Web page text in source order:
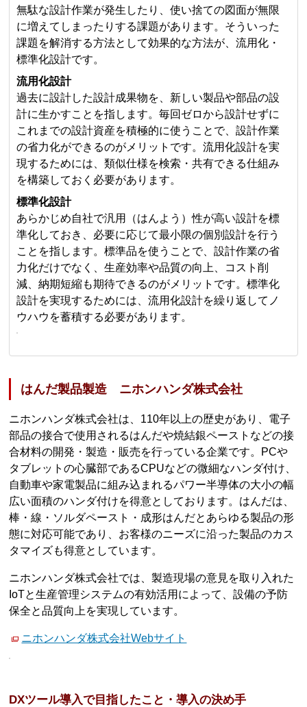
無駄な設計作業が発生したり、使い捨ての図面が無限
に増えてしまったりする課題があります。そういった
課題を解消する方法として効果的な方法が、流用化・
標準化設計です。
流用化設計
過去に設計した設計成果物を、新しい製品や部品の設
計に生かすことを指します。毎回ゼロから設計せずに
これまでの設計資産を積極的に使うことで、設計作業
の省力化ができるのがメリットです。流用化設計を実
現するためには、類似仕様を検索・共有できる仕組み
を構築しておく必要があります。
標準化設計
あらかじめ自社で汎用（はんよう）性が高い設計を標
準化しておき、必要に応じて最小限の個別設計を行う
ことを指します。標準品を使うことで、設計作業の省
力化だけでなく、生産効率や品質の向上、コスト削
減、納期短縮も期待できるのがメリットです。標準化
設計を実現するためには、流用化設計を繰り返してノ
ウハウを蓄積する必要があります。
はんだ製品製造 ニホンハンダ株式会社
ニホンハンダ株式会社は、110年以上の歴史があり、電子
部品の接合で使用されるはんだや焼結銀ペーストなどの接
合材料の開発・製造・販売を行っている企業です。PCや
タブレットの心臓部であるCPUなどの微細なハンダ付け、
自動車や家電製品に組み込まれるパワー半導体の大小の幅
広い面積のハンダ付けを得意としております。はんだは、
棒・線・ソルダペースト・成形はんだとあらゆる製品の形
態に対応可能であり、お客様のニーズに沿った製品のカス
タマイズも得意としています。
ニホンハンダ株式会社では、製造現場の意見を取り入れた
IoTと生産管理システムの有効活用によって、設備の予防
保全と品質向上を実現しています。
ニホンハンダ株式会社Webサイト
DXツール導入で目指したこと・導入の決め手